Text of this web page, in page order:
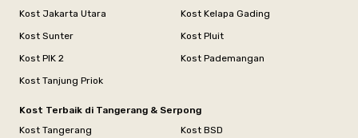
Kost Jakarta Utara
Kost Kelapa Gading
Kost Sunter
Kost Pluit
Kost PIK 2
Kost Pademangan
Kost Tanjung Priok
Kost Terbaik di Tangerang & Serpong
Kost Tangerang
Kost BSD